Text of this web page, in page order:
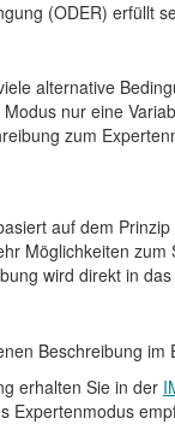
(ODER) erfüllt
alternative
nur eine
zum
auf dem
Möglichkeiten
wird direkt in
Beschreibung
erhalten Sie in der
Expertenmodus